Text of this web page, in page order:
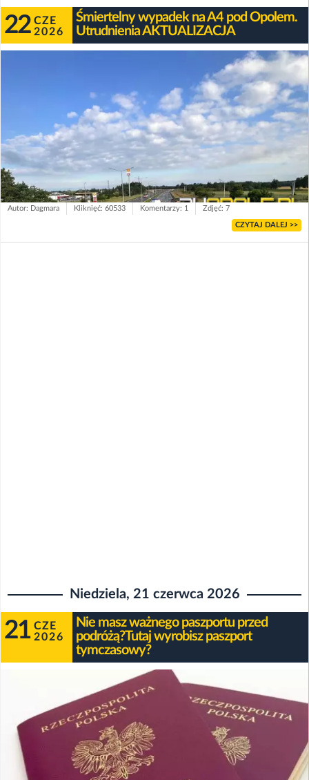
22 CZE
2026
Śmiertelny wypadek na A4 pod Opolem.
Utrudnienia AKTUALIZACJA
Autor: Dagmara Kliknięć: 60533 Komentarzy: 1 Zdjęć: 7
CZYTAJ DALEJ >>
Niedziela, 21 czerwca 2026
21 CZE
2026
Nie masz ważnego paszportu przed
podróżą?Tutaj wyrobisz paszport
tymczasowy?